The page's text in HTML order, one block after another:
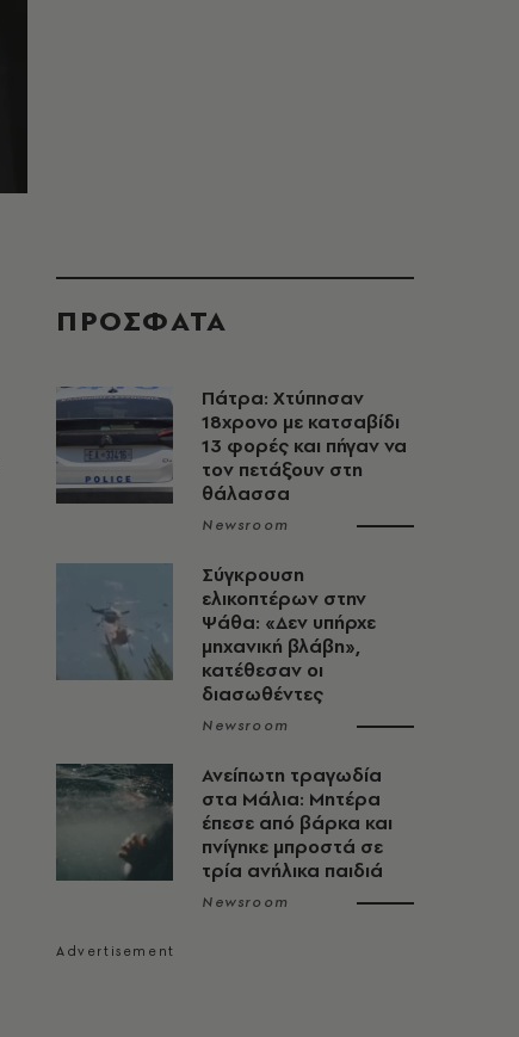
ΠΡΟΣΦΑΤΑ
Πάτρα: Χτύπησαν
18χρονο με κατσαβίδι
13 φορές και πήγαν να
τον πετάξουν στη
θάλασσα
Newsroom
Σύγκρουση
ελικοπτέρων στην
Ψάθα: «Δεν υπήρχε
μηχανική βλάβη»,
κατέθεσαν οι
διασωθέντες
Newsroom
Ανείπωτη τραγωδία
στα Μάλια: Μητέρα
έπεσε από βάρκα και
πνίγηκε μπροστά σε
τρία ανήλικα παιδιά
Newsroom